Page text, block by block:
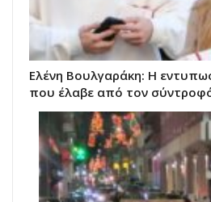
Ελένη Βουλγαράκη: Η
που έλαβε από τον